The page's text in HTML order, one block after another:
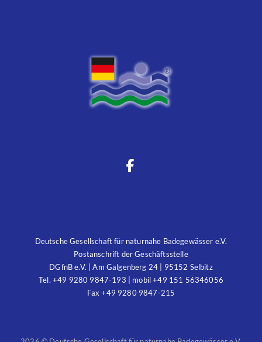
Deutsche Gesellschaft für naturnahe Badegewässer e.V.
Postanschrift der Geschäftsstelle
DGfnB e.V. | Am Galgenberg 24 | 95152 Selbitz
Tel. +49 9280 9847-193 | mobil +49 151 56346056
Fax +49 9280 9847-215